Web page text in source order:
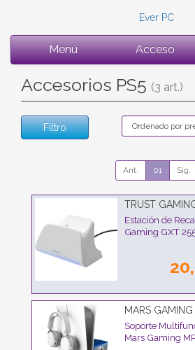
Ever PC
Menú Acceso
Accesorios PS5 (3 art.)
Filtro
Ant. 01 Sig.
TRUST
Estación de
Gaming GXT
MARS
Soporte
Mars Gaming